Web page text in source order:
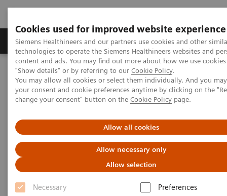
Cookies used for improved website experience
Siemens Healthineers and our partners use cookies and other
technologies to operate the Siemens Healthineers websites and
content and ads. You may find out more about how we use
"Show details" or by referring to our Cookie Policy.
You may allow all cookies or select them individually. And you
your consent and cookie preferences anytime by clicking on the
change your consent" button on the Cookie Policy page.
Allow all cookies
Allow necessary only
Allow selection
Necessary
Preferences
Grupy Produktów O nas Edukacja i
Siemens Healthineers Polska
Aktualności i nasze realizacje
Akademia Radiologiczna dla Elektroradiologów i Pielęgniarek
Radiologicznych
Akademia Radiologiczna dla
Elektroradiologów i
Pielęgniarek Radiologicznych